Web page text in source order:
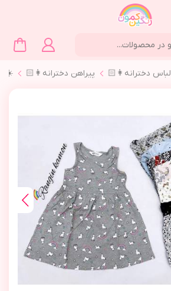
لباس دخترانه👩🏻 پیراهن دخترانه👩🏻